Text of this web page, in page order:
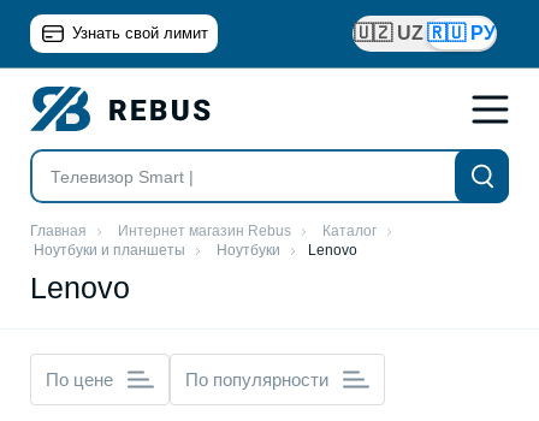
Узнать свой лимит 🇺🇿 UZ🇷🇺 РУ
Главная Интернет магазин Rebus
Каталог
Ноутбуки и планшеты
Ноутбуки Lenovo
Lenovo
По цене По популярности